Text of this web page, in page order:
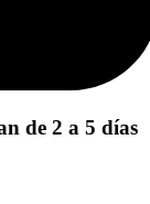
de 2 a 5 días